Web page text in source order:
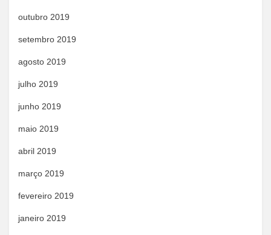
outubro 2019
setembro 2019
agosto 2019
julho 2019
junho 2019
maio 2019
abril 2019
março 2019
fevereiro 2019
janeiro 2019